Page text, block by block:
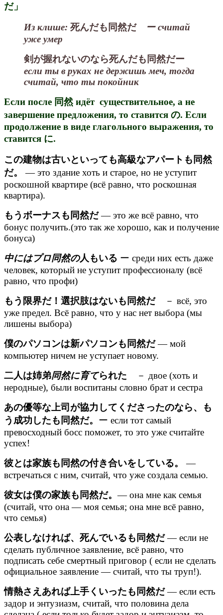
だ」
Из клише: 死んだも同然だー считай
уже умер
剣が握れないのなら死んだも同然だー
если ты в руках не держишь меч, тогда
считай, что ты покойник
Если после 同然 идёт существительное, а не
завершение предложения, то ставится の. Если
продолжение в виде глагольного выражения, то
ставится に.
この建物は古いといっても高級なアパートも同然
だ。
— это здание хоть и старое, но не уступит
роскошной квартире (всё равно, что роскошная
квартира).
もうボーナスも同然だ— это же всё равно, что
бонус получить.(это так же хорошо, как и получение
бонуса)
中にはプロ同然の人もいる ー среди них есть даже
человек, который не уступит профессионалу (всё
равно, что профи)
もう限界だ！選択肢はないも同然だ－ всё, это
уже предел. Всё равно, что у нас нет выбора (мы
лишены выбора)
僕のパソコンは新パソコンも同然だ— мой
компьютер ничем не уступает новому.
二人は姉弟同然に育てられた － двое (хоть и
неродные), были воспитаны словно брат и сестра
あの優等な上司が協力してくださったのなら、も
う成功したも同然だ。 ー если тот самый
превосходный босс поможет, то это уже считайте
успех!
彼とは家族も同然の付き合いをしている。
—
встречаться с ним, считай, что уже создала семью.
彼女は僕の家族も同然だ。— она мне как семья
(считай, что она — моя семья; она мне всё равно,
что семья)
公表しなければ、死んでいるも同然だ— если не
сделать публичное заявление, всё равно, что
подписать себе смертный приговор ( если не сделать
официальное заявление — считай, что ты труп!).
情熱さえあれば上手くいったも同然だ— если есть
задор и энтузиазм, считай, что половина дела